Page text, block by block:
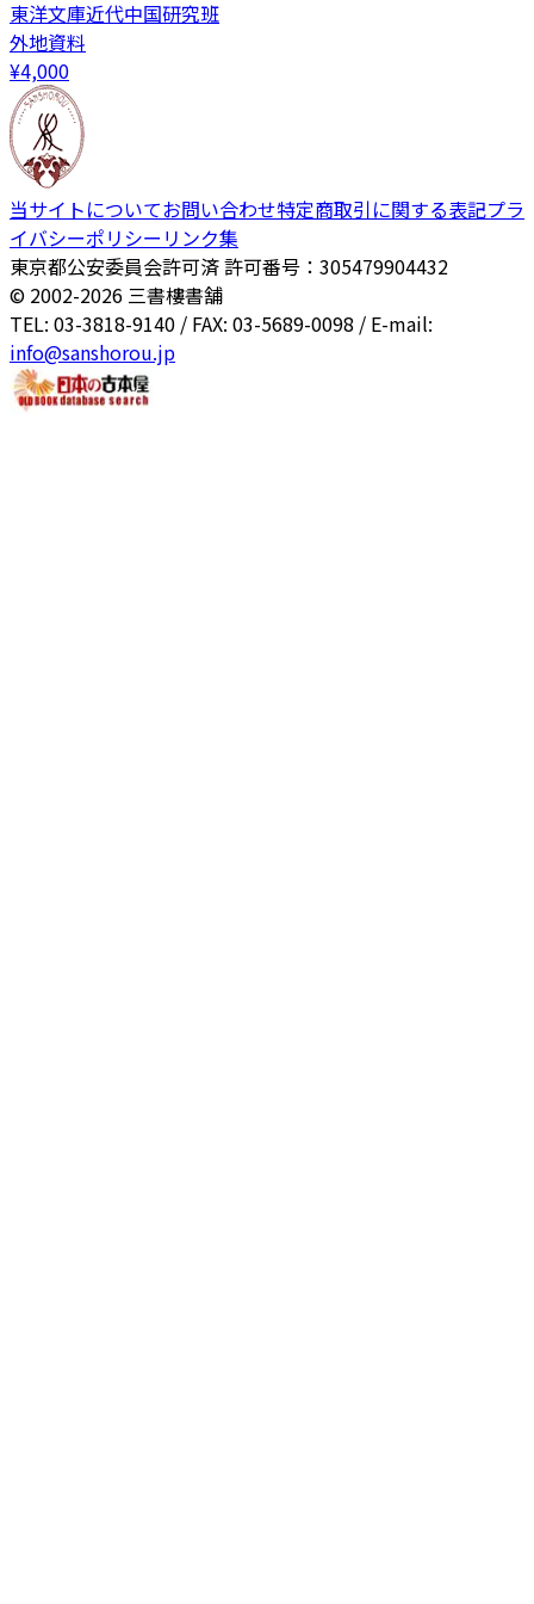
東洋文庫近代中国研究班
外地資料
¥4,000
当サイトについてお問い合わせ特定商取引に関する表記プラ
イバシーポリシー リンク集
東京都公安委員会許可済 許可番号：305479904432
© 2002-2026 三書樓書舗
TEL: 03-3818-9140 / FAX: 03-5689-0098 / E-mail:
info@sanshorou.jp